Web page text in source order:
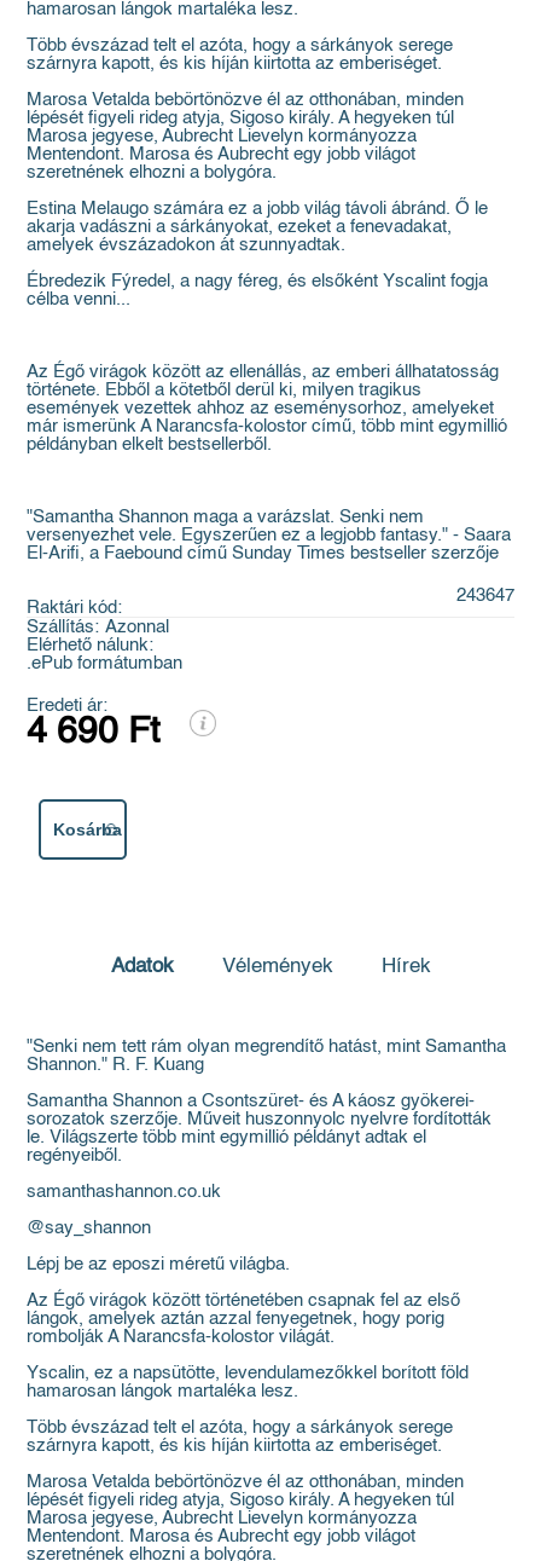
hamarosan lángok martaléka lesz.
Több évszázad telt el azóta, hogy a sárkányok serege
szárnyra kapott, és kis híján kiirtotta az emberiséget.
Marosa Vetalda bebörtönözve él az otthonában, minden
lépését figyeli rideg atyja, Sigoso király. A hegyeken túl
Marosa jegyese, Aubrecht Lievelyn kormányozza
Mentendont. Marosa és Aubrecht egy jobb világot
szeretnének elhozni a bolygóra.
Estina Melaugo számára ez a jobb világ távoli ábránd. Ő le
akarja vadászni a sárkányokat, ezeket a fenevadakat,
amelyek évszázadokon át szunnyadtak.
Ébredezik Fýredel, a nagy féreg, és elsőként Yscalint fogja
célba venni...
Az Égő virágok között az ellenállás, az emberi állhatatosság
története. Ebből a kötetből derül ki, milyen tragikus
események vezettek ahhoz az eseménysorhoz, amelyeket
már ismerünk A Narancsfa-kolostor című, több mint egymillió
példányban elkelt bestsellerből.
"Samantha Shannon maga a varázslat. Senki nem
versenyezhet vele. Egyszerűen ez a legjobb fantasy." - Saara
El-Arifi, a Faebound című Sunday Times bestseller szerzője
Raktári kód:
243647
Szállítás: Azonnal
Elérhető nálunk:
.ePub formátumban
Eredeti ár:
4 690 Ft
Kosárba
Adatok Vélemények Hírek
"Senki nem tett rám olyan megrendítő hatást, mint Samantha
Shannon." R. F. Kuang
Samantha Shannon a Csontszüret- és A káosz gyökerei-
sorozatok szerzője. Műveit huszonnyolc nyelvre fordították
le. Világszerte több mint egymillió példányt adtak el
regényeiből.
samanthashannon.co.uk
@say_shannon
Lépj be az eposzi méretű világba.
Az Égő virágok között történetében csapnak fel az első
lángok, amelyek aztán azzal fenyegetnek, hogy porig
rombolják A Narancsfa-kolostor világát.
Yscalin, ez a napsütötte, levendulamezőkkel borított föld
hamarosan lángok martaléka lesz.
Több évszázad telt el azóta, hogy a sárkányok serege
szárnyra kapott, és kis híján kiirtotta az emberiséget.
Marosa Vetalda bebörtönözve él az otthonában, minden
lépését figyeli rideg atyja, Sigoso király. A hegyeken túl
Marosa jegyese, Aubrecht Lievelyn kormányozza
Mentendont. Marosa és Aubrecht egy jobb világot
szeretnének elhozni a bolygóra.